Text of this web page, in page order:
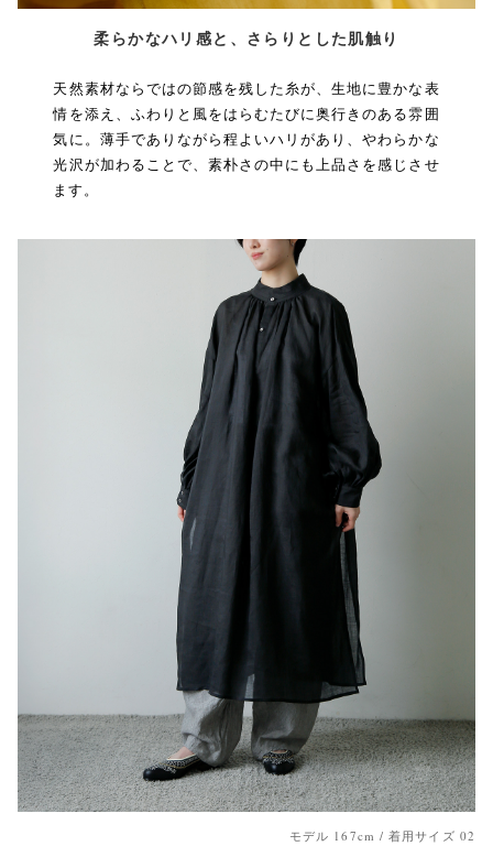
柔らかなハリ感と、さらりとした肌触り
天然素材ならではの節感を残した糸が、生地に豊かな表
情を添え、ふわりと風をはらむたびに奥行きのある雰囲
気に。薄手でありながら程よいハリがあり、やわらかな
光沢が加わることで、素朴さの中にも上品さを感じさせ
ます。
モデル 167cm / 着用サイズ 02